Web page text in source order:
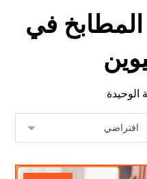
في
الوحيدة